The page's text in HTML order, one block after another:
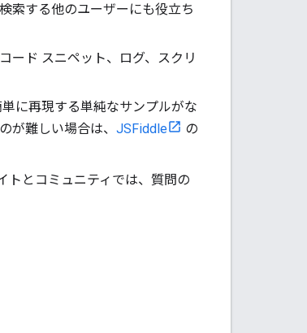
索する他のユーザーにも役立ち
ード スニペット、ログ、スクリ
に再現する単純なサンプルがな
が難しい場合は、 JSFiddle
の
トとコミュニティでは、質問の